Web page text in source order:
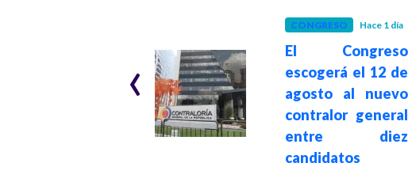
DIAN abre
inscripciones para
CONGRESO Hace 1 día
El Congreso
escogerá el 12 de
agosto al nuevo
contralor general
entre diez
candidatos
‹